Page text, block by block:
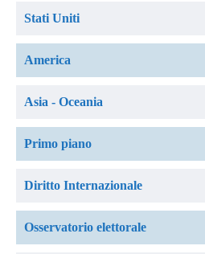
Stati Uniti
America
Asia - Oceania
Primo piano
Diritto Internazionale
Osservatorio elettorale